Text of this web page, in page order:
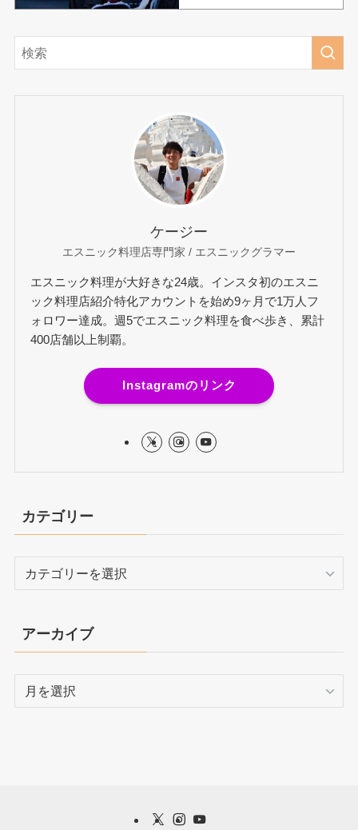
ケージー
エスニック料理店専門家 / エスニックグラマー
エスニック料理が大好きな24歳。インスタ初のエスニ
ック料理店紹介特化アカウントを始め9ヶ月で1万人フ
ォロワー達成。週5でエスニック料理を食べ歩き、累計
400店舗以上制覇。
Instagramのリンク
カテゴリー
リ
ー
アーカイブ